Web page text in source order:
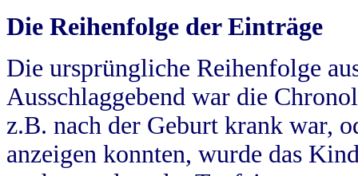
Die Reihenfolge der Einträge
Die ursprüngliche Reihenfolge
Ausschlaggebend war die
z.B. nach der Geburt krank war,
anzeigen konnten, wurde das